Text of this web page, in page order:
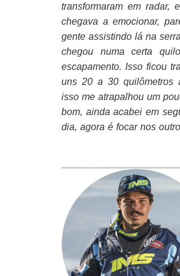
transformaram em radar,
chegava a emocionar,
gente assistindo lá na
chegou numa certa
escapamento. Isso ficou
uns 20 a 30 quilômetros
isso me atrapalhou um
bom, ainda acabei em
dia, agora é focar nos